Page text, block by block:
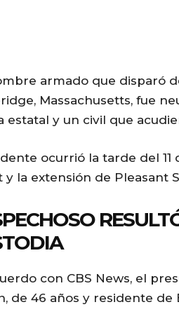
armado que disparó
Massachusetts, fue
estatal y un civil que
ocurrió la tarde del
y la extensión de Pleasant
con CBS News, el
de 46 años y residente de